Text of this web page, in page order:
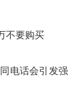
不要购买
电话会引发强